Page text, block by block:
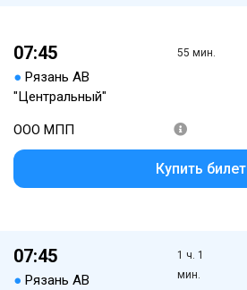
07:45
● Рязань АВ
"Центральный"
55 мин.
ООО МПП
Купить билет
07:45
● Рязань АВ
1 ч. 1
мин.